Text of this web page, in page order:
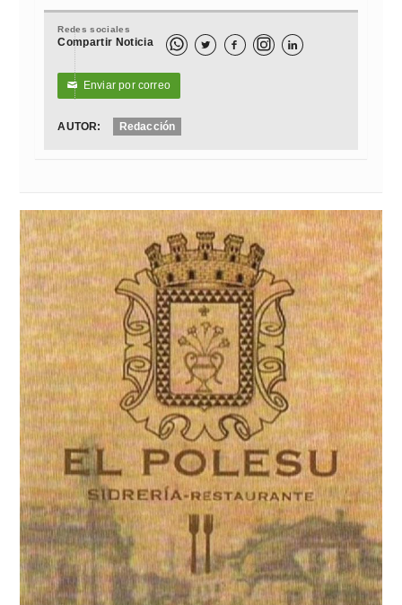
Redes sociales
Compartir Noticia   
✉ Enviar por correo
AUTOR: Redacción